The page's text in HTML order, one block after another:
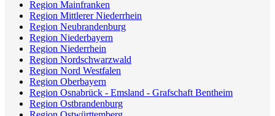
Region Mainfranken
Region Mittlerer Niederrhein
Region Neubrandenburg
Region Niederbayern
Region Niederrhein
Region Nordschwarzwald
Region Nord Westfalen
Region Oberbayern
Region Osnabrück - Emsland - Grafschaft Bentheim
Region Ostbrandenburg